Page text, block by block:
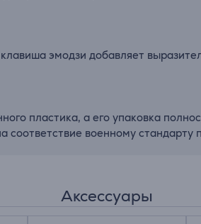
эмодзи добавляет
пластика, а его упаковка
соответствие военному стандарту
Аксессуары